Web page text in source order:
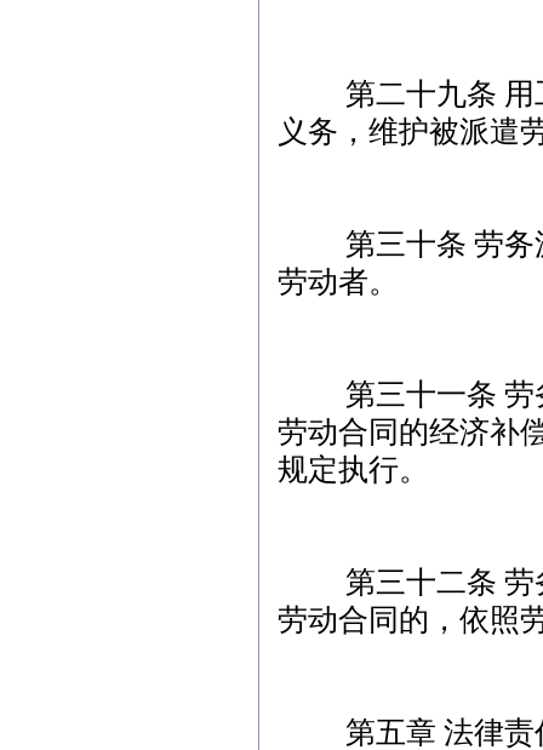
第二十九条 用工
义务，维护被派遣
第三十条 劳务派
劳动者。
第三十一条 劳务
劳动合同的经济补
规定执行。
第三十二条 劳务
劳动合同的，依照
第五章 法律责